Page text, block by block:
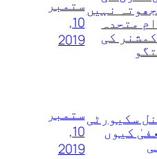
نہیں‌
متحدہ
کی
ستمبر
10,
2019
سکیورٹی
کیوں
ستمبر
10,
2019